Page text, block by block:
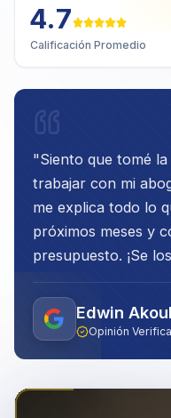
4.7
Calificación Promedio
"Siento que tomé
trabajar con mi
me explica todo lo
próximos meses y
presupuesto. ¡Se
Edwin
Opinión